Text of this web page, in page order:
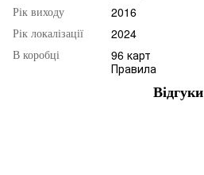
Рік виходу 2016
Рік локалізації 2024
В коробці
96 карт
Правила
Відгуки